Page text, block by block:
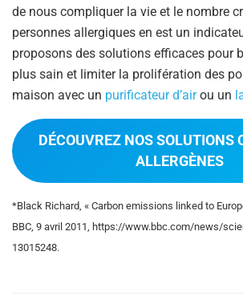
de nous compliquer la vie et le nombre
personnes allergiques en est un
proposons des solutions efficaces pour
plus sain et limiter la prolifération des
maison avec un purificateur d’airou un
DÉCOUVREZ NOS SOLUTIONS
ALLERGÈNES
*Black Richard, « Carbon emissions linked to
BBC, 9 avril 2011, https://www.bbc.com/news/
13015248.